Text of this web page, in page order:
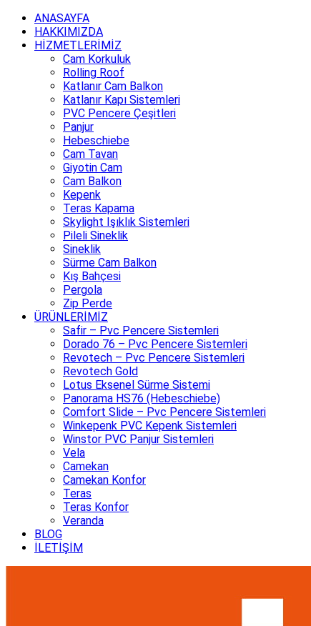
ANASAYFA
HAKKIMIZDA
HİZMETLERİMİZ
Cam Korkuluk
Rolling Roof
Katlanır Cam Balkon
Katlanır Kapı Sistemleri
PVC Pencere Çeşitleri
Panjur
Hebeschiebe
Cam Tavan
Giyotin Cam
Cam Balkon
Kepenk
Teras Kapama
Skylight Işıklık Sistemleri
Pileli Sineklik
Sineklik
Sürme Cam Balkon
Kış Bahçesi
Pergola
Zip Perde
ÜRÜNLERİMİZ
Safir – Pvc Pencere Sistemleri
Dorado 76 – Pvc Pencere Sistemleri
Revotech – Pvc Pencere Sistemleri
Revotech Gold
Lotus Eksenel Sürme Sistemi
Panorama HS76 (Hebeschiebe)
Comfort Slide – Pvc Pencere Sistemleri
Winkepenk PVC Kepenk Sistemleri
Winstor PVC Panjur Sistemleri
Vela
Camekan
Camekan Konfor
Teras
Teras Konfor
Veranda
BLOG
İLETİŞİM